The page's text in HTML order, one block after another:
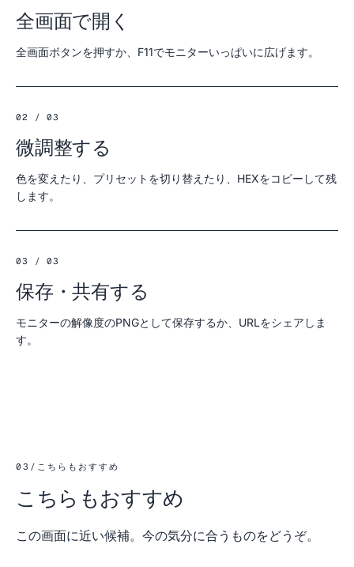
全画面で開く
全画面ボタンを押すか、F11でモニターいっぱいに広げます。
02 / 03
微調整する
色を変えたり、プリセットを切り替えたり、HEXをコピーして残
します。
03 / 03
保存・共有する
モニターの解像度のPNGとして保存するか、URLをシェアしま
す。
03 / こちらもおすすめ
こちらもおすすめ
この画面に近い候補。今の気分に合うものをどうぞ。